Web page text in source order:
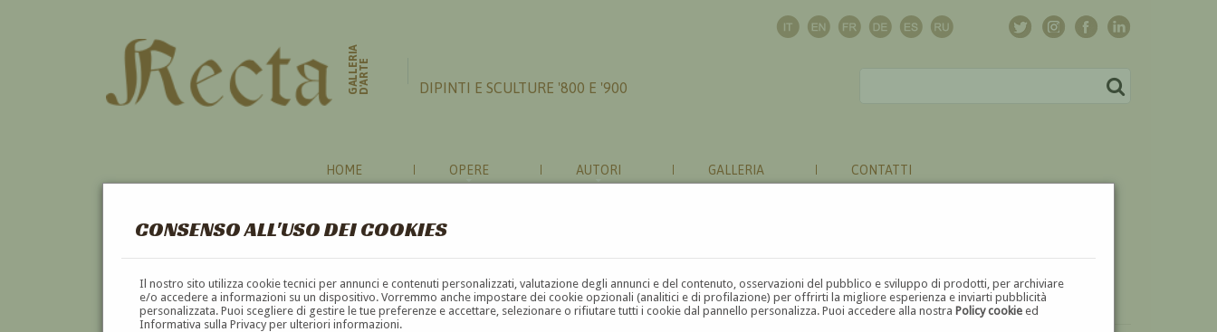
CONSENSO ALL'USO DEI COOKIES
Il nostro sito utilizza cookie tecnici per annunci e contenuti personalizzati, valutazione degli annunci e del contenuto, osservazioni del pubblico e sviluppo di prodotti, per archiviare
e/o accedere a informazioni su un dispositivo. Vorremmo anche impostare dei cookie opzionali (analitici e di profilazione) per offrirti la migliore esperienza e inviarti pubblicità
personalizzata. Puoi scegliere di gestire le tue preferenze e accettare, selezionare o rifiutare tutti i cookie dal pannello personalizza. Puoi accedere alla nostraPolicy cookie ed
Informativa sulla Privacy per ulteriori informazioni.
GALLERIAD'ARTE DIPINTI E SCULTURE '800 E '900
HOME OPERE AUTORI GALLERIA CONTATTI